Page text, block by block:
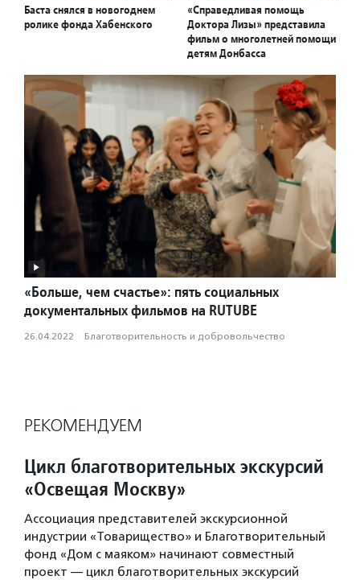
Баста снялся в новогоднем
ролике фонда Хабенского
«Справедливая помощь
Доктора Лизы» представила
фильм о многолетней помощи
детям Донбасса
«Больше, чем счастье»: пять социальных
документальных фильмов на RUTUBE
26.04.2022 · Благотвори­тель­ность и доброволь­чест­во
РЕКОМЕНДУЕМ
Цикл благотворительных экскурсий
«Освещая Москву»
Ассоциация представителей экскурсионной
индустрии «Товарищество» и Благотворительный
фонд «Дом с маяком» начинают совместный
проект — цикл благотворительных экскурсий